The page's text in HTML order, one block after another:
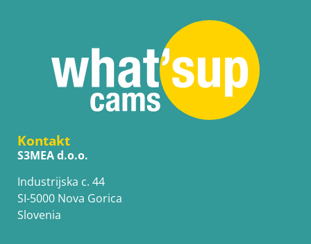
Kontakt
S3MEA d.o.o.
Industrijska c. 44
SI-5000 Nova Gorica
Slovenia